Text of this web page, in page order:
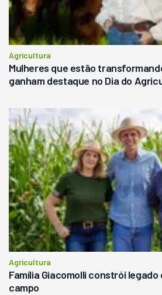
Agricultura
Mulheres que estão
ganham destaque no Dia do
Agricultura
Família Giacomolli constrói
campo